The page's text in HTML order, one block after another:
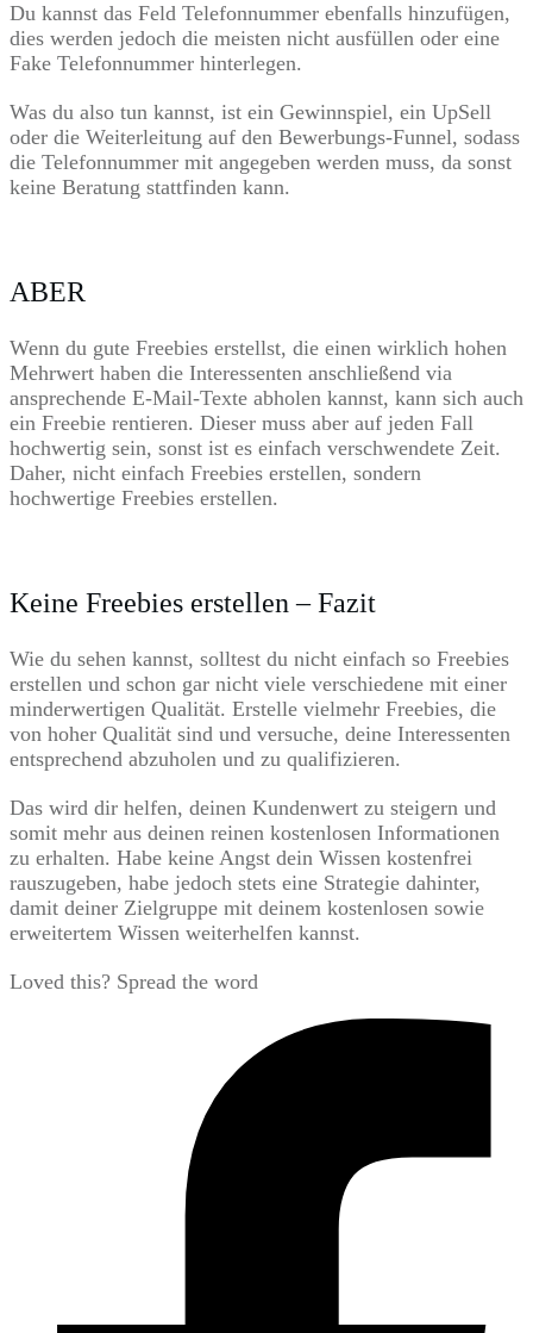
Du kannst das Feld Telefonnummer ebenfalls hinzufügen,
dies werden jedoch die meisten nicht ausfüllen oder eine
Fake Telefonnummer hinterlegen.
Was du also tun kannst, ist ein Gewinnspiel, ein UpSell
oder die Weiterleitung auf den Bewerbungs-Funnel, sodass
die Telefonnummer mit angegeben werden muss, da sonst
keine Beratung stattfinden kann.
ABER
Wenn du gute Freebies erstellst, die einen wirklich hohen
Mehrwert haben die Interessenten anschließend via
ansprechende E-Mail-Texte abholen kannst, kann sich auch
ein Freebie rentieren. Dieser muss aber auf jeden Fall
hochwertig sein, sonst ist es einfach verschwendete Zeit.
Daher, nicht einfach Freebies erstellen, sondern
hochwertige Freebies erstellen.
Keine Freebies erstellen – Fazit
Wie du sehen kannst, solltest du nicht einfach so Freebies
erstellen und schon gar nicht viele verschiedene mit einer
minderwertigen Qualität. Erstelle vielmehr Freebies, die
von hoher Qualität sind und versuche, deine Interessenten
entsprechend abzuholen und zu qualifizieren.
Das wird dir helfen, deinen Kundenwert zu steigern und
somit mehr aus deinen reinen kostenlosen Informationen
zu erhalten. Habe keine Angst dein Wissen kostenfrei
rauszugeben, habe jedoch stets eine Strategie dahinter,
damit deiner Zielgruppe mit deinem kostenlosen sowie
erweitertem Wissen weiterhelfen kannst.
Loved this? Spread the word